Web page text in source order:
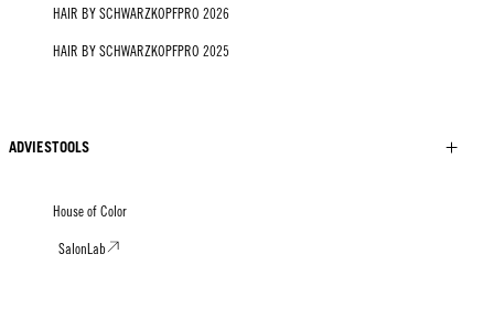
HAIR BY SCHWARZKOPFPRO 2026
HAIR BY SCHWARZKOPFPRO 2025
ADVIESTOOLS
House of Color
SalonLab